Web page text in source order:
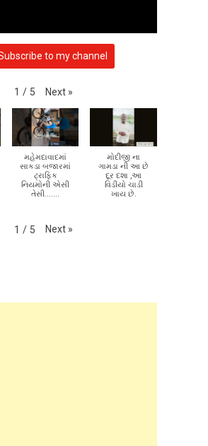
to my channel
1 / 5 Next »
મહેમદાવાદમાં
સાકડા બજારમાં
ટ્રાફિક
નિયમોની એસી
તેસી.......
મોદીજી ના
ગામડા ની આ છે
દૂર દશા ,આ
વિડીયો ચાડી
ખાય છે.
1 / 5 Next »